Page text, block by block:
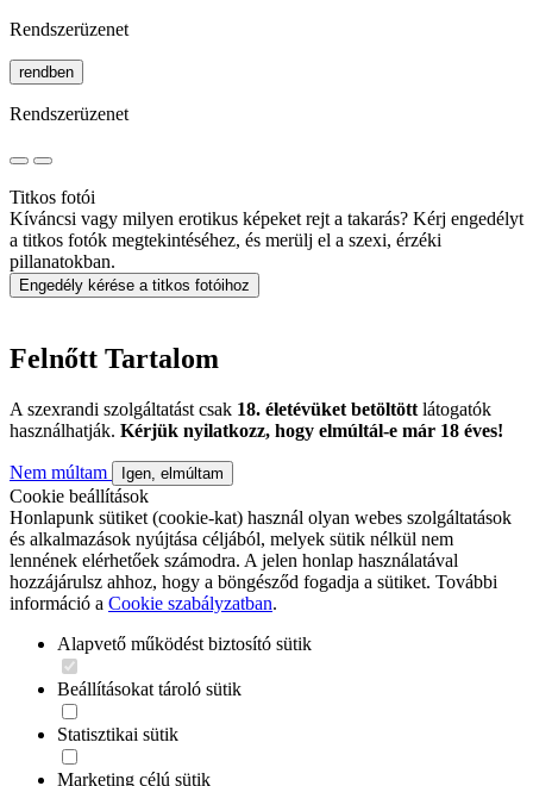
Rendszerüzenet
rendben
Rendszerüzenet
Titkos fotói
Kíváncsi vagy milyen erotikus képeket rejt a takarás? Kérj engedélyt
a titkos fotók megtekintéséhez, és merülj el a szexi, érzéki
pillanatokban.
Engedély kérése a titkos fotóihoz
Felnőtt Tartalom
A szexrandi szolgáltatást csak 18. életévüket betöltött látogatók
használhatják. Kérjük nyilatkozz, hogy elmúltál-e már 18 éves!
Nem múltam Igen, elmúltam
Cookie beállítások
Honlapunk sütiket (cookie-kat) használ olyan webes szolgáltatások
és alkalmazások nyújtása céljából, melyek sütik nélkül nem
lennének elérhetőek számodra. A jelen honlap használatával
hozzájárulsz ahhoz, hogy a böngésződ fogadja a sütiket. További
információ a Cookie szabályzatban.
Alapvető működést biztosító sütik
Beállításokat tároló sütik
Statisztikai sütik
Marketing célú sütik